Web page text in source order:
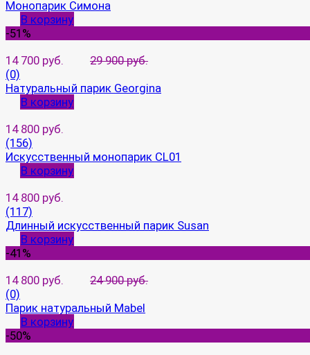
Монопарик Симона
В корзину
-51%
14 700 руб.
29 900 руб.
(0)
Натуральный парик Georgina
В корзину
14 800 руб.
(156)
Искусственный монопарик CL01
В корзину
14 800 руб.
(117)
Длинный искусственный парик Susan
В корзину
-41%
14 800 руб.
24 900 руб.
(0)
Парик натуральный Mabel
В корзину
-50%